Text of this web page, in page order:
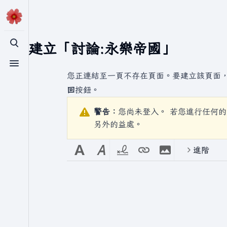
切換搜尋
切換選單
正在建立「討論:永樂帝國 」
您正連結至一頁不存在頁面。要建立該頁面
回按鈕。
警告： 您尚未登入。 若您進行任何
另外的益處。
進階